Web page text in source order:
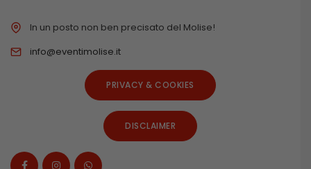
In un posto non ben precisato del Molise!
info@eventimolise.it
PRIVACY & COOKIES
DISCLAIMER